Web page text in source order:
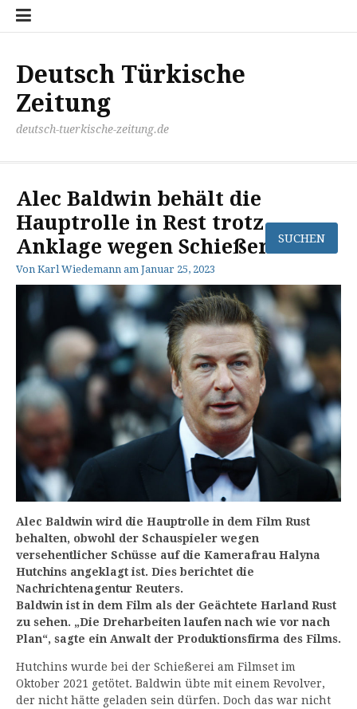
Zum
Inhalt
Deutsch Türkische
Zeitung
deutsch-tuerkische-zeitung.de
Alec Baldwin behält die
Hauptrolle in Rest trotz
Anklage wegen Schießerei
Von Karl Wiedemann am Januar 25, 2023
Alec Baldwin wird die Hauptrolle in dem Film Rust
behalten, obwohl der Schauspieler wegen
versehentlicher Schüsse auf die Kamerafrau Halyna
Hutchins angeklagt ist. Dies berichtet die
Nachrichtenagentur Reuters.
Baldwin ist in dem Film als der Geächtete Harland Rust
zu sehen. „Die Dreharbeiten laufen nach wie vor nach
Plan“, sagte ein Anwalt der Produktionsfirma des Films.
Hutchins wurde bei der Schießerei am Filmset im
Oktober 2021 getötet. Baldwin übte mit einem Revolver,
der nicht hätte geladen sein dürfen. Doch das war nicht